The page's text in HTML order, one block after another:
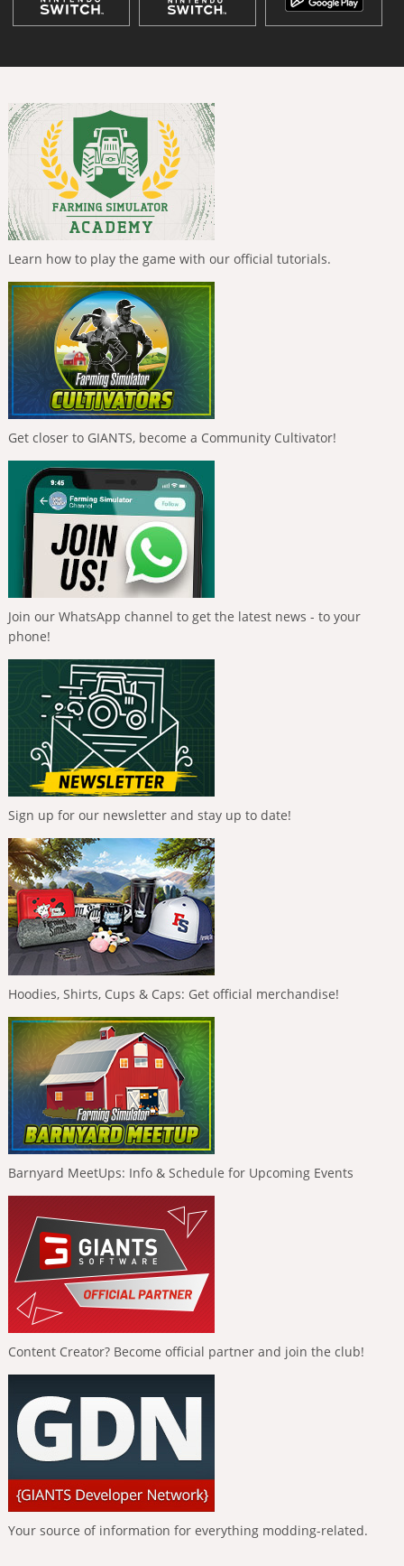
Learn how to play the game with our official tutorials.
Get closer to GIANTS, become a Community Cultivator!
Join our WhatsApp channel to get the latest news - to your
phone!
Sign up for our newsletter and stay up to date!
Hoodies, Shirts, Cups & Caps: Get official merchandise!
Barnyard MeetUps: Info & Schedule for Upcoming Events
Content Creator? Become official partner and join the club!
Your source of information for everything modding-related.